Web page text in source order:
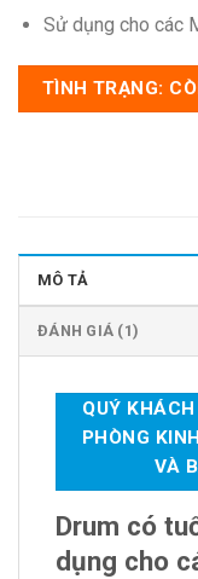
Sử dụng cho các
TÌNH TRẠNG:
MÔ TẢ
ĐÁNH GIÁ (1)
QUÝ
PHÒNG
VÀ
Drum có
dụng cho